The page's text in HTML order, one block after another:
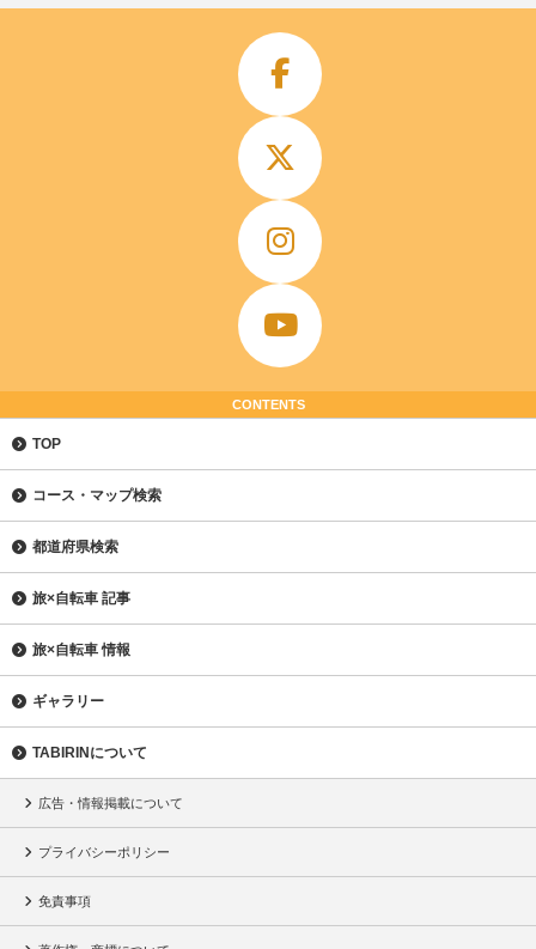
CONTENTS
TOP
コース・マップ検索
都道府県検索
旅×自転車 記事
旅×自転車 情報
ギャラリー
TABIRINについて
広告・情報掲載について
プライバシーポリシー
免責事項